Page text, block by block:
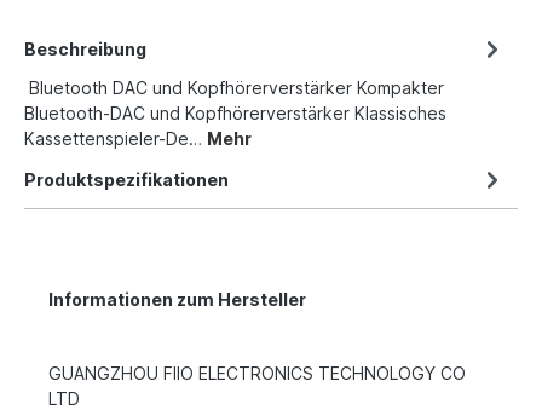
Beschreibung
Bluetooth DAC und Kopfhörerverstärker Kompakter
Bluetooth-DAC und Kopfhörerverstärker Klassisches
Kassettenspieler-De… Mehr
Produktspezifikationen
Informationen zum Hersteller
GUANGZHOU FIIO ELECTRONICS TECHNOLOGY CO
LTD